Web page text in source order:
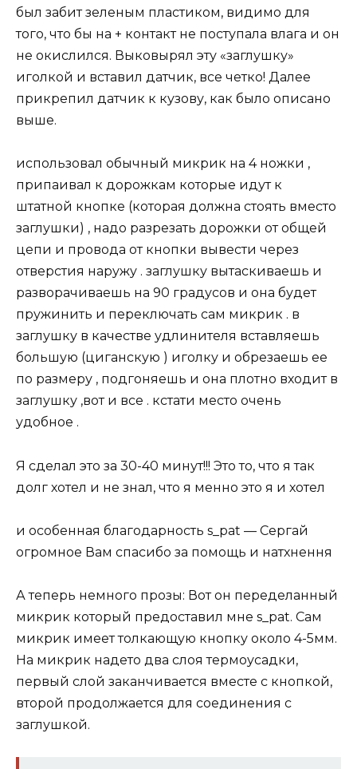
был забит зеленым пластиком, видимо для
того, что бы на + контакт не поступала влага и он
не окислился. Выковырял эту «заглушку»
иголкой и вставил датчик, все четко! Далее
прикрепил датчик к кузову, как было описано
выше.
использовал обычный микрик на 4 ножки ,
припаивал к дорожкам которые идут к
штатной кнопке (которая должна стоять вместо
заглушки) , надо разрезать дорожки от общей
цепи и провода от кнопки вывести через
отверстия наружу . заглушку вытаскиваешь и
разворачиваешь на 90 градусов и она будет
пружинить и переключать сам микрик . в
заглушку в качестве удлинителя вставляешь
большую (циганскую ) иголку и обрезаешь ее
по размеру , подгоняешь и она плотно входит в
заглушку ,вот и все . кстати место очень
удобное .
Я сделал это за 30-40 минут!!! Это то, что я так
долг хотел и не знал, что я менно это я и хотел
и особенная благодарность s_pat — Сергай
огромное Вам спасибо за помощь и натхнення
А теперь немного прозы: Вот он переделанный
микрик который предоставил мне s_pat. Сам
микрик имеет толкающую кнопку около 4-5мм.
На микрик надето два слоя термоусадки,
первый слой заканчивается вместе с кнопкой,
второй продолжается для соединения с
заглушкой.